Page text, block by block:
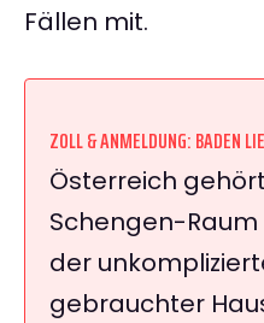
Fällen mit.
ZOLL & ANMELDUNG: BADEN
Österreich
Schengen-
der
gebrauchter